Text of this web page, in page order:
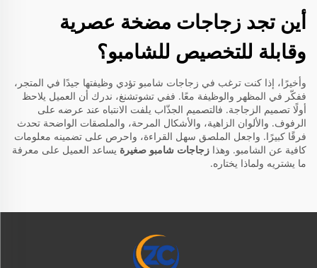
أين تجد زجاجات مضخة عصرية
وقابلة للتخصيص للشامبو؟
وأخيرًا، إذا كنت ترغب في زجاجات شامبو تؤدي وظيفتها جيدًا في المتجر،
ففكّر في المظهر والوظيفة معًا. ففي تشوتشنغ، ندرك أن العميل يلاحظ
أولًا تصميم الزجاجة. فالتصميم الجذّاب يلفت الانتباه عند عرضه على
الرفوف. والألوان الزاهية، والأشكال المرحة، والملصقات الواضحة تحدث
فرقًا كبيرًا. واجعل الملصق سهل القراءة، واحرص على تضمينه معلومات
كافية عن الشامبو. وهذا زجاجات شامبو صغيرة يساعد العميل على معرفة
ما يشتريه ولماذا يختاره.